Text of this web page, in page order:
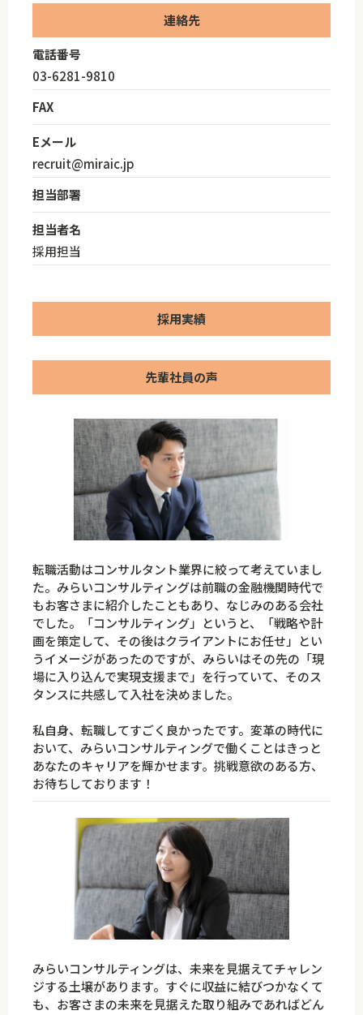
連絡先
電話番号
03-6281-9810
FAX
Eメール
recruit@miraic.jp
担当部署
担当者名
採用担当
採用実績
先輩社員の声
転職活動はコンサルタント業界に絞って考えていまし
た。みらいコンサルティングは前職の金融機関時代で
もお客さまに紹介したこともあり、なじみのある会社
でした。「コンサルティング」というと、「戦略や計
画を策定して、その後はクライアントにお任せ」とい
うイメージがあったのですが、みらいはその先の「現
場に入り込んで実現支援まで」を行っていて、そのス
タンスに共感して入社を決めました。
私自身、転職してすごく良かったです。変革の時代に
おいて、みらいコンサルティングで働くことはきっと
あなたのキャリアを輝かせます。挑戦意欲のある方、
お待ちしております！
みらいコンサルティングは、未来を見据えてチャレン
ジする土壌があります。すぐに収益に結びつかなくて
も、お客さまの未来を見据えた取り組みであればどん